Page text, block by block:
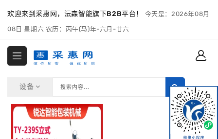
欢迎来到采惠网，沄森智能旗下B2B平台！ 今天是：2026年08月
08日 星期六 农历：丙午(马)年-六月-廿六
设备